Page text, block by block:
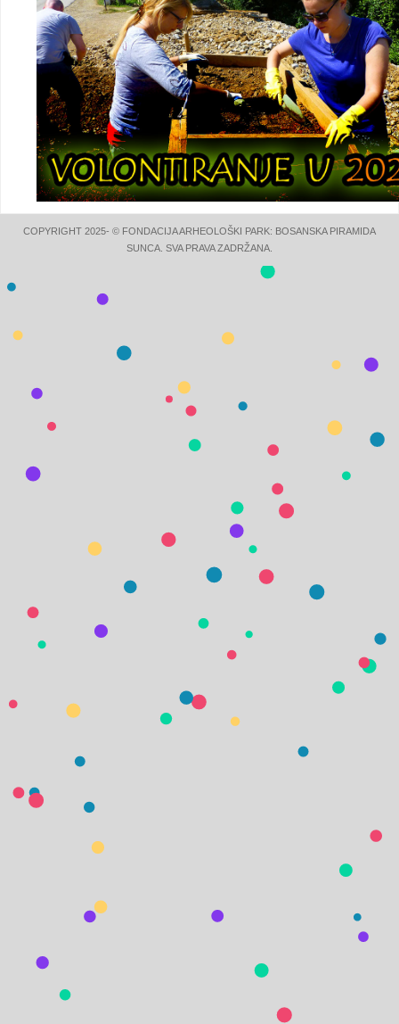
COPYRIGHT 2025- © FONDACIJA ARHEOLOŠKI PARK: BOSANSKA PIRAMIDA
SUNCA. SVA PRAVA ZADRŽANA.